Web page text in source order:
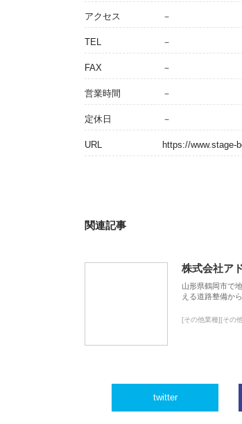
アクセス －
TEL －
FAX －
営業時間 －
定休日 －
URL https://www.stage-
関連記事
株式会社ア
山形県鶴岡市で
える道路整備か
[その他業種][その
twitter